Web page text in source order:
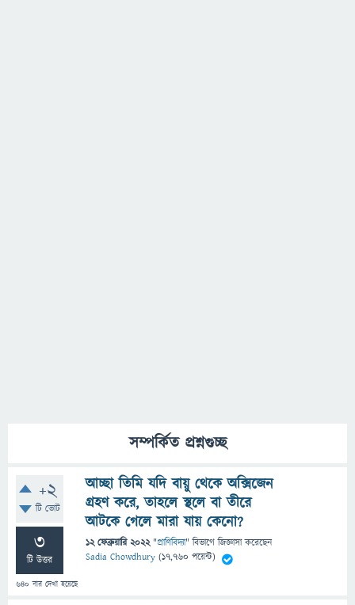
সম্পর্কিত প্রশ্নগুচ্ছ
+2
টি ভোট
3
টি উত্তর
640 বার দেখা হয়েছে
আচ্ছা তিমি যদি বায়ু থেকে অক্সিজেন
গ্রহণ করে, তাহলে স্থলে বা তীরে
আটকে গেলে মারা যায় কেনো?
12 ফেব্রুয়ারি 2022 "প্রাণিবিদ্যা" বিভাগে জিজ্ঞাসাকরেছেন
Sadia Chowdhury (17,760 পয়েন্ট)